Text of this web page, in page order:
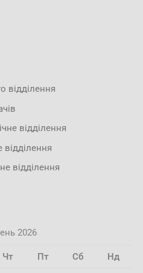
відділення
відділення
відділення
відділення
2026
Чт Пт Сб Нд